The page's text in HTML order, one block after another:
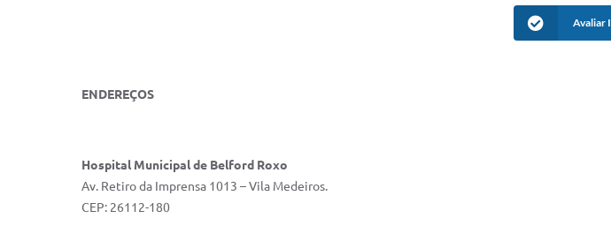
Avaliar
ENDEREÇOS
Hospital Municipal de Belford Roxo
Av. Retiro da Imprensa 1013 – Vila Medeiros.
CEP: 26112-180